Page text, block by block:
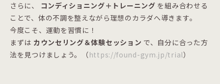
さらに、 コンディショニング＋トレーニング を組み合わせる
ことで、体の不調を整えながら理想のカラダへ導きます。
今度こそ、運動を習慣に！
まずは カウンセリング＆体験セッション で、自分に合った方
法を見つけましょう。（https://found-gym.jp/trial）